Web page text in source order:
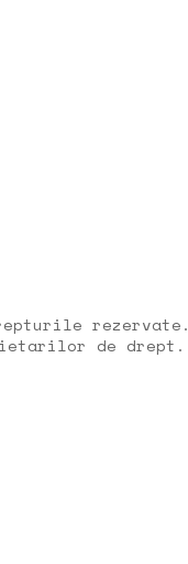
rezervate.
de drept.